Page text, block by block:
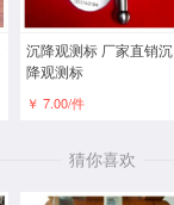
沉降观测标 厂家直销沉
降观测标
￥ 7.00/件
猜你喜欢